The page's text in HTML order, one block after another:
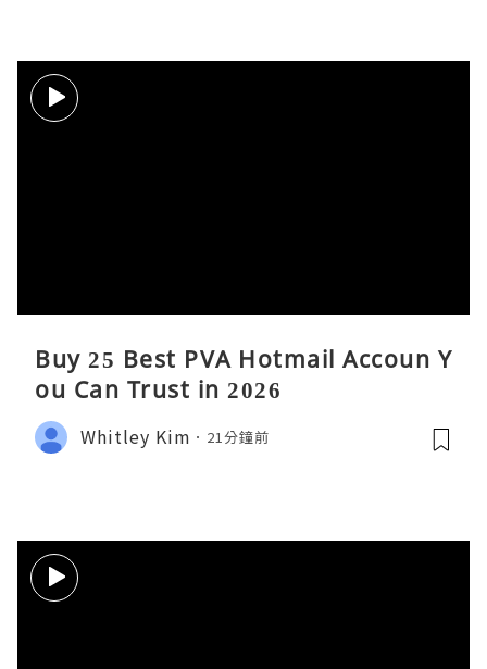
Buy 25 Best PVA Hotmail Accoun Y
ou Can Trust in 2026
Whitley Kim 21分鐘前